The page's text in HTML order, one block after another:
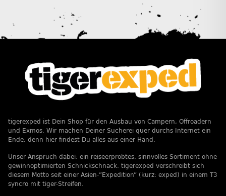
tigerexped ist Dein Shop für den Ausbau von Campern, Offroadern
und Exmos. Wir machen Deiner Sucherei quer durchs Internet ein
Ende, denn hier findest Du alles aus einer Hand.
Unser Anspruch dabei: ein reiseerprobtes, sinnvolles Sortiment ohne
gewinnoptimierten Schnickschnack. tigerexped verschreibt sich
diesem Motto seit einer Asien-”Expedition” (kurz: exped) in einem T3
syncro mit tiger-Streifen.